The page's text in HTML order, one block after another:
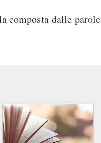
composta dalle parole